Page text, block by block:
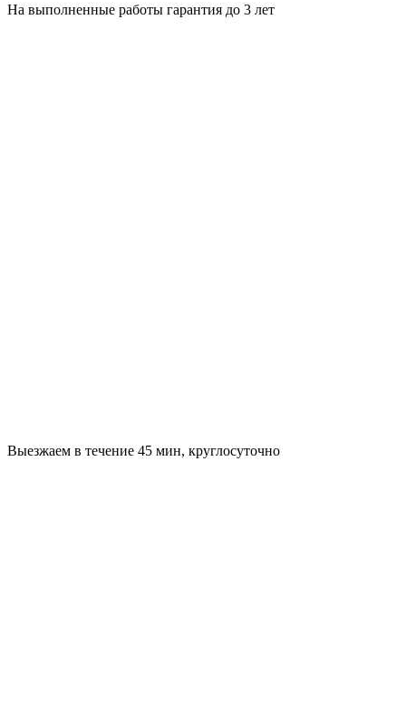
На выполненные работы гарантия до 3 лет
Выезжаем в течение 45 мин, круглосуточно